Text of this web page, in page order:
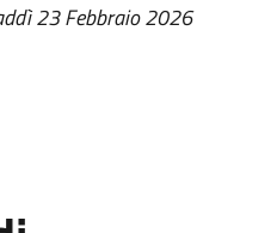
23 Febbraio 2026